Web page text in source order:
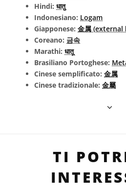
Hindi: धातु
Indonesiano: Logam
Giapponese: 金属 (external
Coreano: 금속
Marathi: धातू
Brasiliano Portoghese:
Cinese semplificato: 金属
Cinese tradizionale: 金屬
TI